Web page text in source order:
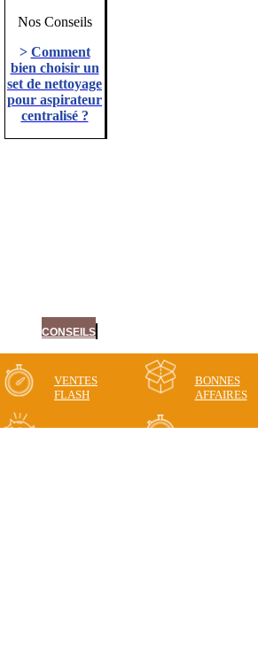
Nos Conseils
> Comment
bien choisir un
set de nettoyage
pour aspirateur
centralisé ?
CONSEILS
VENTES
FLASH
BONNES
AFFAIRES